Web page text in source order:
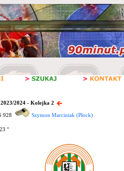
2024 - Kolejka 2
928 Szymon Marciniak (Płock)
23 °